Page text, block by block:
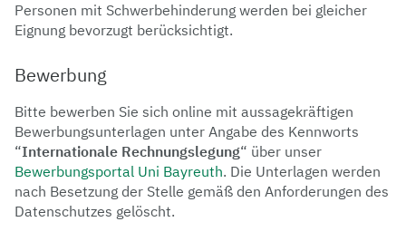
Personen mit Schwerbehinderung werden bei gleicher
Eignung bevorzugt berücksichtigt.
Bewerbung
Bitte bewerben Sie sich online mit aussagekräftigen
Bewerbungsunterlagen unter Angabe des Kennworts
“Internationale Rechnungslegung“ über unser
Bewerbungsportal Uni Bayreuth. Die Unterlagen werden
nach Besetzung der Stelle gemäß den Anforderungen des
Datenschutzes gelöscht.